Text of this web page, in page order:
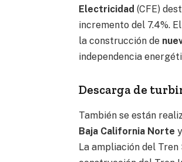
Electricidad (CFE)
incremento del 7.4%.
la construcción de
independencia
Descarga de
También se están
Baja California Norte
La ampliación del